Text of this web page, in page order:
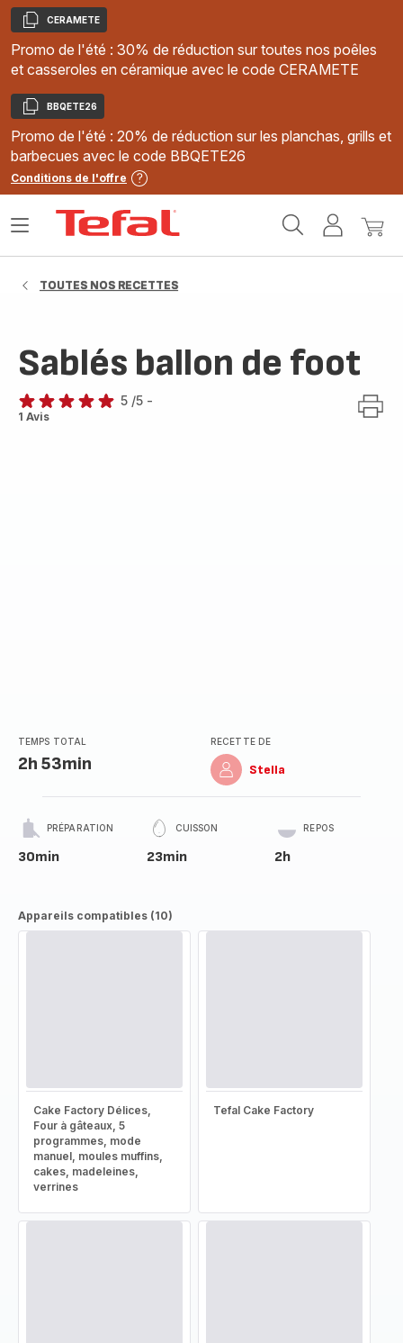
Copier
CERAMETE
Promo de l'été : 30% de réduction sur toutes nos poêles
et casseroles en céramique avec le code CERAMETE
Copier
BBQETE26
Promo de l'été : 20% de réduction sur les planchas, grills et
barbecues avec le code BBQETE26
Conditions de l'offre
MonMon
Ouvrir
TOUTES NOS RECETTES
Sablés ballon de foot
Avis
5 /5 -
1 Avis
TEMPS TOTAL
2h 53min
RECETTE DE
Stella
PRÉPARATION
30min
CUISSON
23min
REPOS
2h
Appareils compatibles (10)
Cake Factory Délices,
Four à gâteaux, 5
programmes, mode
manuel, moules muffins,
cakes, madeleines,
verrines
Tefal Cake Factory